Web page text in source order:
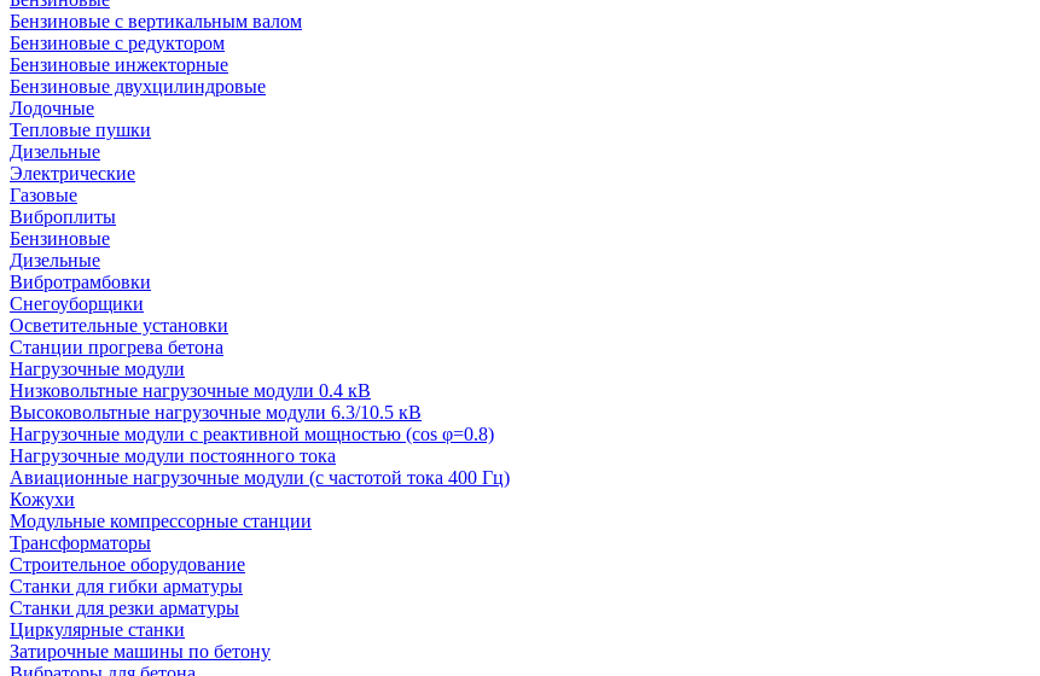
Бензиновые с вертикальным валом
Бензиновые с редуктором
Бензиновые инжекторные
Бензиновые двухцилиндровые
Лодочные
Тепловые пушки
Дизельные
Электрические
Газовые
Виброплиты
Бензиновые
Дизельные
Вибротрамбовки
Снегоуборщики
Осветительные установки
Станции прогрева бетона
Нагрузочные модули
Низковольтные нагрузочные модули 0.4 кВ
Высоковольтные нагрузочные модули 6.3/10.5 кВ
Нагрузочные модули с реактивной мощностью (cos φ=0.8)
Нагрузочные модули постоянного тока
Авиационные нагрузочные модули (с частотой тока 400 Гц)
Кожухи
Модульные компрессорные станции
Трансформаторы
Строительное оборудование
Станки для гибки арматуры
Станки для резки арматуры
Циркулярные станки
Затирочные машины по бетону